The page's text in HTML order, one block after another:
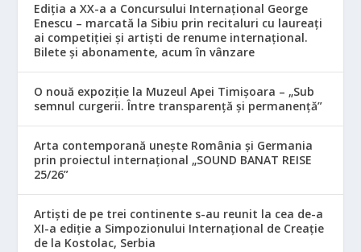
Ediția a XX-a a Concursului Internațional George
Enescu – marcată la Sibiu prin recitaluri cu laureați
ai competiției și artiști de renume internațional.
Bilete și abonamente, acum în vânzare
O nouă expoziție la Muzeul Apei Timișoara – „Sub
semnul curgerii. Între transparență și permanență”
Arta contemporană unește România și Germania
prin proiectul internațional „SOUND BANAT REISE
25/26”
Artiști de pe trei continente s-au reunit la cea de-a
XI-a ediție a Simpozionului Internațional de Creație
de la Kostolac, Serbia